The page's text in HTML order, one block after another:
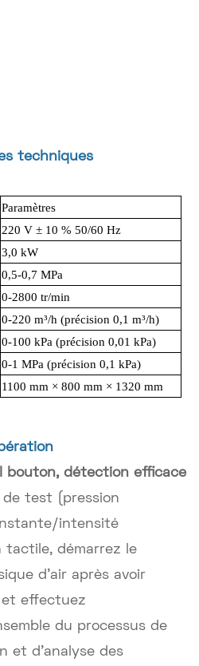
techniques
Paramètres
220 V ± 10 % 50/60 Hz
3,0 kW
0,5-0,7 MPa
0-2800 tr/min
0-220 m³/h (précision 0,1 m³/h)
0-100 kPa (précision 0,01 kPa)
0-1 MPa (précision 0,1 kPa)
1100 mm × 800 mm × 1320 mm
bouton, détection efficace
de test (pression
intensité
tactile, démarrez le
d'air après avoir
et effectuez
du processus de
et d'analyse des